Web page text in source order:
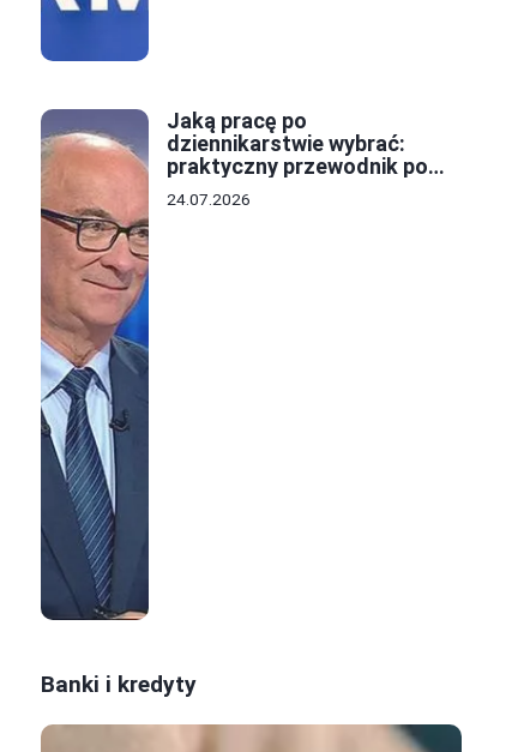
Jaką pracę po
dziennikarstwie wybrać:
praktyczny przewodnik po
ścieżkach kariery
24.07.2026
Banki i kredyty